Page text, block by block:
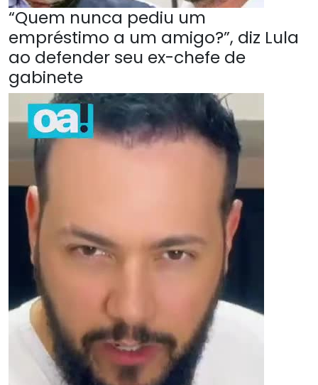
“Quem nunca pediu um
empréstimo a um amigo?”, diz Lula
ao defender seu ex-chefe de
gabinete